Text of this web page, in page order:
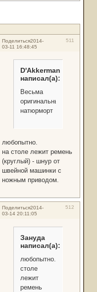
Поделиться 511
2014-
03-11 16:48:45
D'Akkerman
написал(а):
Весьма
оригинальный
натюрморт
любопытно.
на столе лежит ремень
(круглый) - шнур от
швейной машинки с
ножным приводом.
Поделиться 512
2014-
03-14 20:11:05
Зануда
написал(а):
любопытно.на
столе
лежит
ремень